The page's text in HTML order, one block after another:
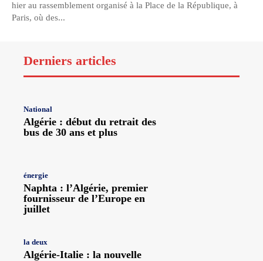
hier au rassemblement organisé à la Place de la République, à
Paris, où des...
Derniers articles
National
Algérie : début du retrait des
bus de 30 ans et plus
énergie
Naphta : l’Algérie, premier
fournisseur de l’Europe en
juillet
la deux
Algérie-Italie : la nouvelle